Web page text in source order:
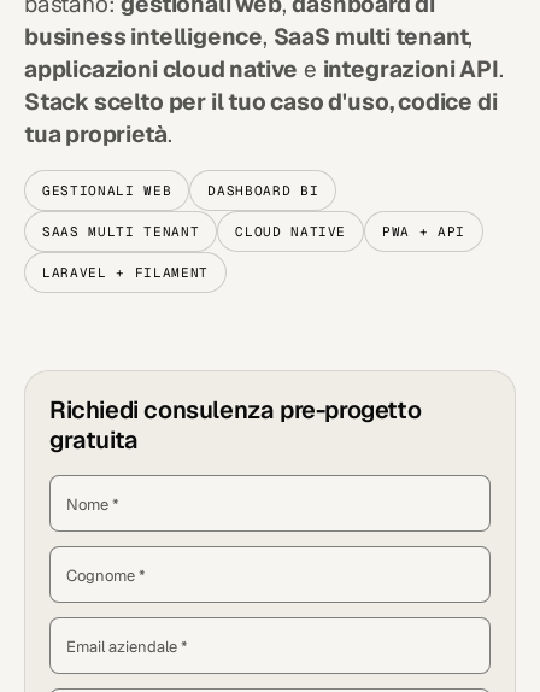
business intelligence, SaaS multi tenant,
applicazioni cloud native e integrazioni API.
Stack scelto per il tuo caso d'uso, codice di
tua proprietà.
GESTIONALI WEB DASHBOARD BI
SAAS MULTI TENANT CLOUD NATIVE PWA + API
LARAVEL + FILAMENT
Richiedi consulenza pre-progetto
gratuita
Nome *
Cognome *
Email aziendale *